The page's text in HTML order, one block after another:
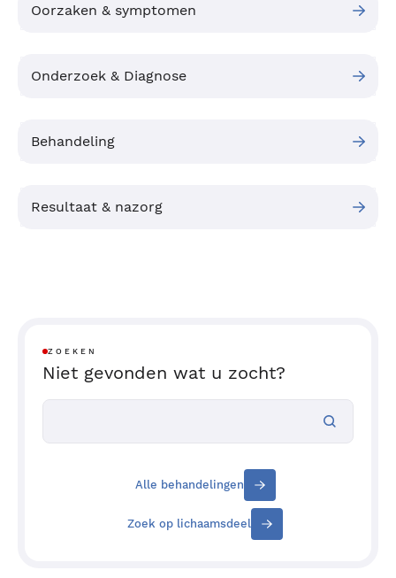
Oorzaken & symptomen
Onderzoek & Diagnose
Behandeling
Resultaat & nazorg
ZOEKEN
Niet gevonden wat u zocht?
Alle behandelingen
Zoek op lichaamsdeel